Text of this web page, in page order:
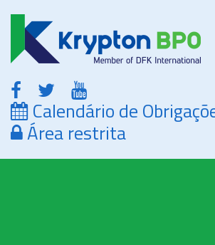
Calendário de
Área restrita